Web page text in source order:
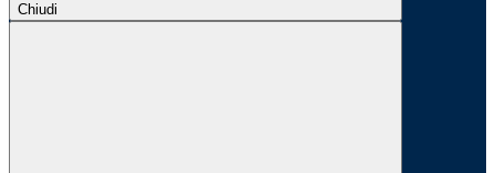
Chiudi